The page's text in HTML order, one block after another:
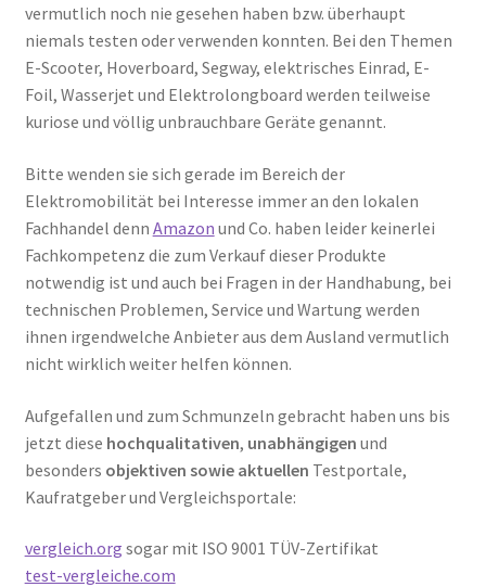
vermutlich noch nie gesehen haben bzw. überhaupt
niemals testen oder verwenden konnten. Bei den Themen
E-Scooter, Hoverboard, Segway, elektrisches Einrad, E-
Foil, Wasserjet und Elektrolongboard werden teilweise
kuriose und völlig unbrauchbare Geräte genannt.
Bitte wenden sie sich gerade im Bereich der
Elektromobilität bei Interesse immer an den lokalen
Fachhandel denn Amazon und Co. haben leider keinerlei
Fachkompetenz die zum Verkauf dieser Produkte
notwendig ist und auch bei Fragen in der Handhabung, bei
technischen Problemen, Service und Wartung werden
ihnen irgendwelche Anbieter aus dem Ausland vermutlich
nicht wirklich weiter helfen können.
Aufgefallen und zum Schmunzeln gebracht haben uns bis
jetzt diese hochqualitativen, unabhängigen und
besonders objektiven sowie aktuellen Testportale,
Kaufratgeber und Vergleichsportale:
vergleich.org sogar mit ISO 9001 TÜV-Zertifikat
test-vergleiche.com